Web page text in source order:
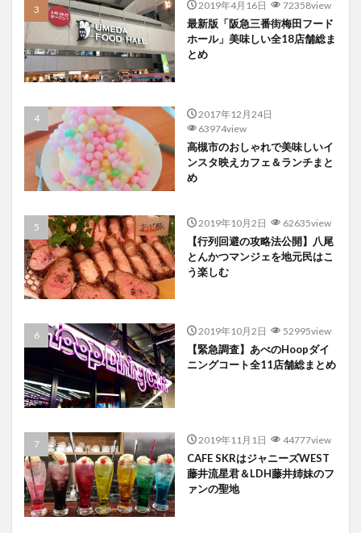
2019年4月16日 72358view
最新版「阪急三番街梅田フード
ホール」美味しい全18店舗総ま
とめ
2017年12月24日
63974view
高槻市のおしゃれで美味しいイ
ンスタ映えカフェ＆ランチまと
め
2019年10月2日 62635view
【行列回避の攻略法公開】八尾
とんかつマンジェを地元民はこ
う楽しむ
2019年10月2日 52995view
【緊急調査】あべのHoopダイ
ニングコート全11店舗総まとめ
2019年11月1日 44777view
CAFE SKRはジャニーズWEST
藤井流星君＆LDH藤井姉妹のフ
ァンの聖地